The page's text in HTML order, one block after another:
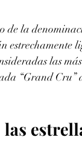
de la
estrechamente
las
“Grand